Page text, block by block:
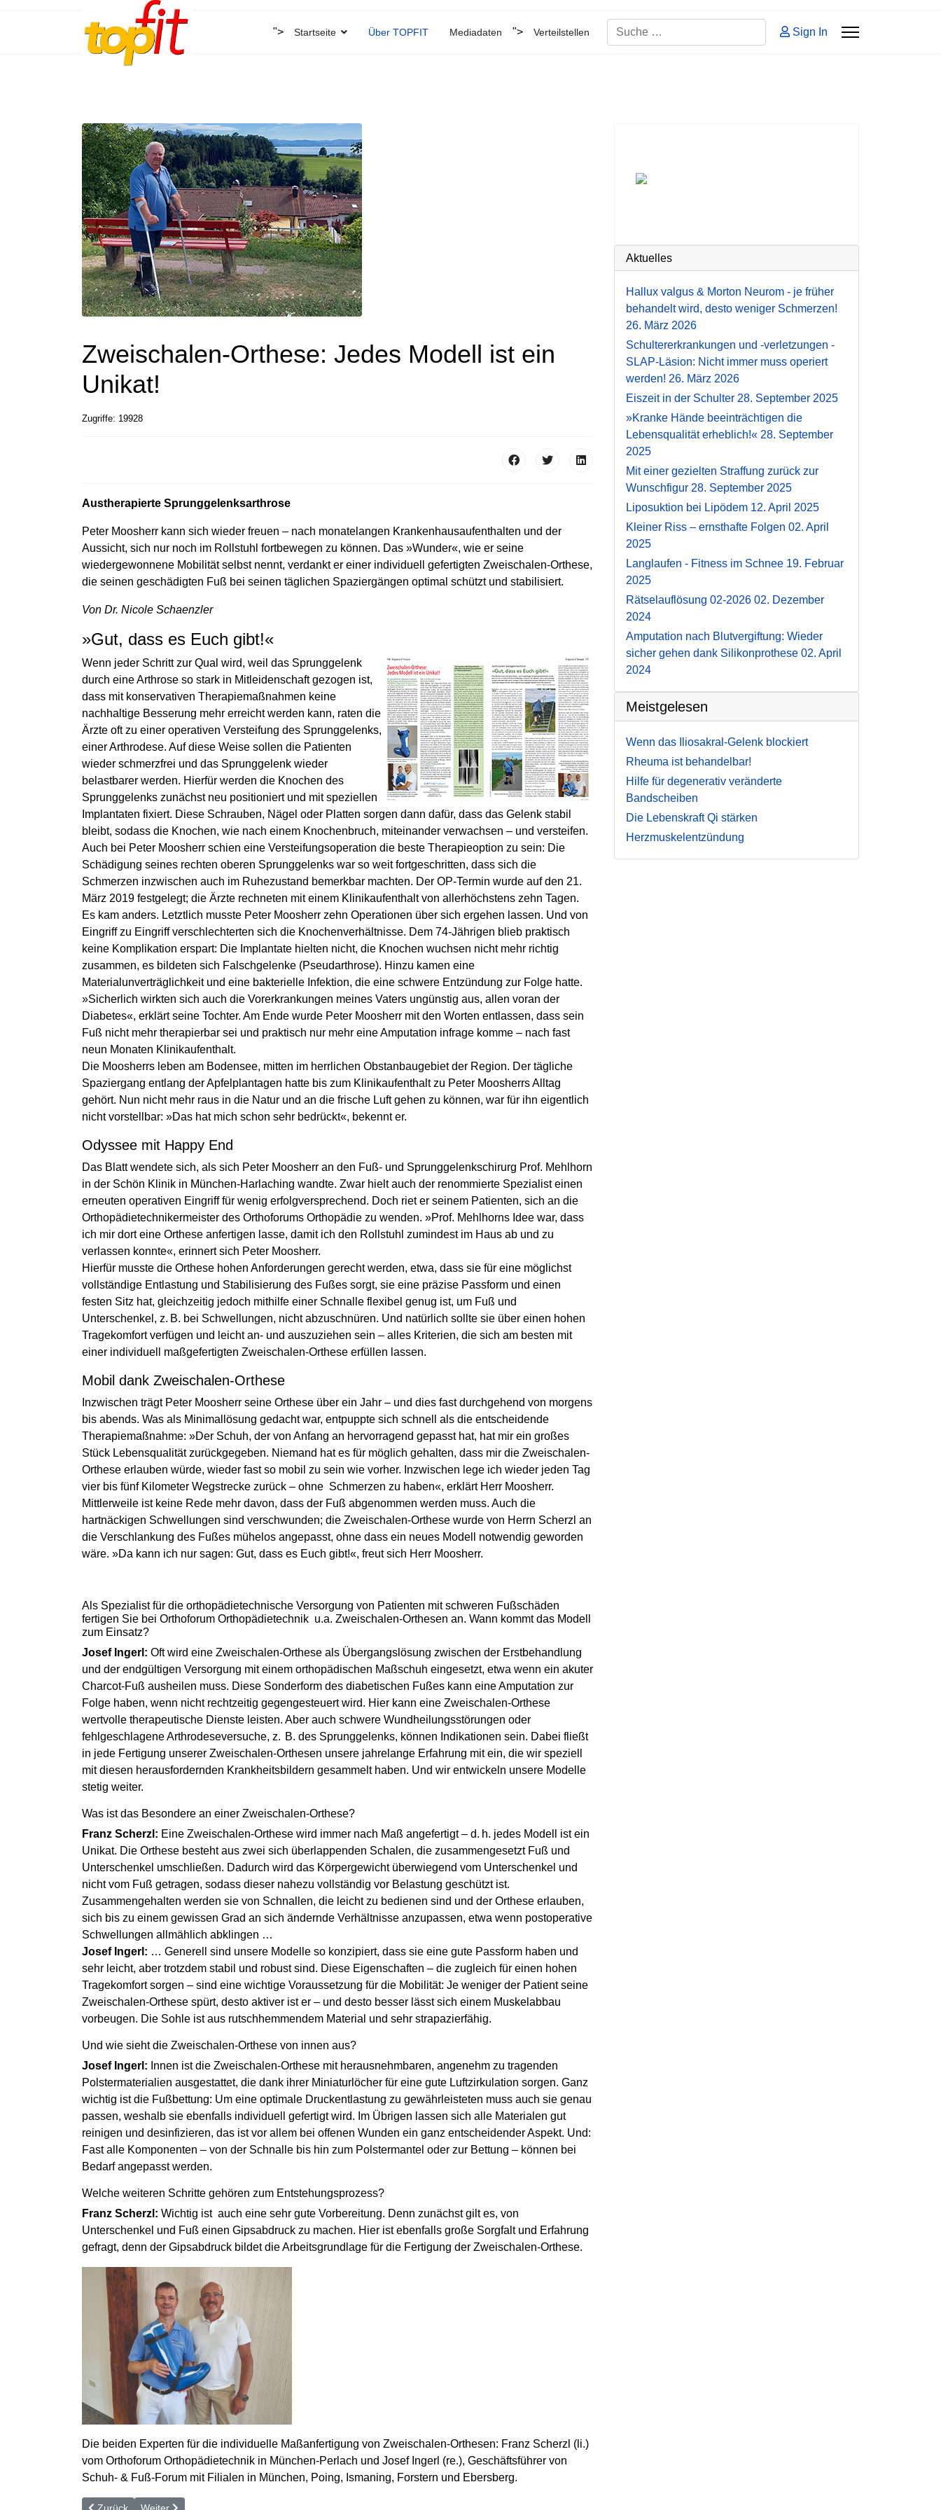
"> Startseite Über TOPFIT Mediadaten "> Verteilstellen Suchen Sign In
Zweischalen-Orthese: Jedes Modell ist ein
Unikat!
Zugriffe: 19928
Austherapierte Sprunggelenksarthrose
Peter Moosherr kann sich wieder freuen – nach monatelangen Krankenhausaufenthalten und der
Aussicht, sich nur noch im Rollstuhl fortbewegen zu können. Das »Wunder«, wie er seine
wiedergewonnene Mobilität selbst nennt, verdankt er einer individuell gefertigten Zweischalen-Orthese,
die seinen geschädigten Fuß bei seinen täglichen Spaziergängen optimal schützt und stabilisiert.
Von Dr. Nicole Schaenzler
»Gut, dass es Euch gibt!«
Wenn jeder Schritt zur Qual wird, weil das Sprunggelenk
durch eine Arthrose so stark in Mitleidenschaft gezogen ist,
dass mit konservativen Therapiemaßnahmen keine
nachhaltige Besserung mehr erreicht werden kann, raten die
Ärzte oft zu einer operativen Versteifung des Sprunggelenks,
einer Arthrodese. Auf diese Weise sollen die Patienten
wieder schmerzfrei und das Sprunggelenk wieder
belastbarer werden. Hierfür werden die Knochen des
Sprunggelenks zunächst neu positioniert und mit speziellen
Implantaten fixiert. Diese Schrauben, Nägel oder Platten sorgen dann dafür, dass das Gelenk stabil
bleibt, sodass die Knochen, wie nach einem Knochenbruch, miteinander verwachsen – und versteifen.
Auch bei Peter Moosherr schien eine Versteifungsoperation die beste Therapieoption zu sein: Die
Schädigung seines rechten oberen Sprunggelenks war so weit fortgeschritten, dass sich die
Schmerzen inzwischen auch im Ruhezustand bemerkbar machten. Der OP-Termin wurde auf den 21.
März 2019 festgelegt; die Ärzte rechneten mit einem Klinikaufenthalt von allerhöchstens zehn Tagen.
Es kam anders. Letztlich musste Peter Moosherr zehn Operationen über sich ergehen lassen. Und von
Eingriff zu Eingriff verschlechterten sich die Knochenverhältnisse. Dem 74-Jährigen blieb praktisch
keine Komplikation erspart: Die Implantate hielten nicht, die Knochen wuchsen nicht mehr richtig
zusammen, es bildeten sich Falschgelenke (Pseudarthrose). Hinzu kamen eine
Materialunverträglichkeit und eine bakterielle Infektion, die eine schwere Entzündung zur Folge hatte.
»Sicherlich wirkten sich auch die Vorerkrankungen meines Vaters ungünstig aus, allen voran der
Diabetes«, erklärt seine Tochter. Am Ende wurde Peter Moosherr mit den Worten entlassen, dass sein
Fuß nicht mehr therapierbar sei und praktisch nur mehr eine Amputation infrage komme – nach fast
neun Monaten Klinikaufenthalt.
Die Moosherrs leben am Bodensee, mitten im herrlichen Obstanbaugebiet der Region. Der tägliche
Spaziergang entlang der Apfelplantagen hatte bis zum Klinikaufenthalt zu Peter Moosherrs Alltag
gehört. Nun nicht mehr raus in die Natur und an die frische Luft gehen zu können, war für ihn eigentlich
nicht vorstellbar: »Das hat mich schon sehr bedrückt«, bekennt er.
Odyssee mit Happy End
Das Blatt wendete sich, als sich Peter Moosherr an den Fuß- und Sprunggelenkschirurg Prof. Mehlhorn
in der Schön Klinik in München-Harlaching wandte. Zwar hielt auch der renommierte Spezialist einen
erneuten operativen Eingriff für wenig erfolgversprechend. Doch riet er seinem Patienten, sich an die
Orthopädietechnikermeister des Orthoforums Orthopädie zu wenden. »Prof. Mehlhorns Idee war, dass
ich mir dort eine Orthese anfertigen lasse, damit ich den Rollstuhl zumindest im Haus ab und zu
verlassen konnte«, erinnert sich Peter Moosherr.
Hierfür musste die Orthese hohen Anforderungen gerecht werden, etwa, dass sie für eine möglichst
vollständige Entlastung und Stabilisierung des Fußes sorgt, sie eine präzise Passform und einen
festen Sitz hat, gleichzeitig jedoch mithilfe einer Schnalle flexibel genug ist, um Fuß und
Unterschenkel, z. B. bei Schwellungen, nicht abzuschnüren. Und natürlich sollte sie über einen hohen
Tragekomfort verfügen und leicht an- und auszuziehen sein – alles Kriterien, die sich am besten mit
einer individuell maßgefertigten Zweischalen-Orthese erfüllen lassen.
Mobil dank Zweischalen-Orthese
Inzwischen trägt Peter Moosherr seine Orthese über ein Jahr – und dies fast durchgehend von morgens
bis abends. Was als Minimallösung gedacht war, entpuppte sich schnell als die entscheidende
Therapiemaßnahme: »Der Schuh, der von Anfang an hervorragend gepasst hat, hat mir ein großes
Stück Lebensqualität zurückgegeben. Niemand hat es für möglich gehalten, dass mir die Zweischalen-
Orthese erlauben würde, wieder fast so mobil zu sein wie vorher. Inzwischen lege ich wieder jeden Tag
vier bis fünf Kilometer Wegstrecke zurück – ohne Schmerzen zu haben«, erklärt Herr Moosherr.
Mittlerweile ist keine Rede mehr davon, dass der Fuß abgenommen werden muss. Auch die
hartnäckigen Schwellungen sind verschwunden; die Zweischalen-Orthese wurde von Herrn Scherzl an
die Verschlankung des Fußes mühelos angepasst, ohne dass ein neues Modell notwendig geworden
wäre. »Da kann ich nur sagen: Gut, dass es Euch gibt!«, freut sich Herr Moosherr.
Als Spezialist für die orthopädietechnische Versorgung von Patienten mit schweren Fußschäden
fertigen Sie bei Orthoforum Orthopädietechnik u.a. Zweischalen-Orthesen an. Wann kommt das Modell
zum Einsatz?
Josef Ingerl: Oft wird eine Zweischalen-Orthese als Übergangslösung zwischen der Erstbehandlung
und der endgültigen Versorgung mit einem orthopädischen Maßschuh eingesetzt, etwa wenn ein akuter
Charcot-Fuß ausheilen muss. Diese Sonderform des diabetischen Fußes kann eine Amputation zur
Folge haben, wenn nicht rechtzeitig gegengesteuert wird. Hier kann eine Zweischalen-Orthese
wertvolle therapeutische Dienste leisten. Aber auch schwere Wundheilungsstörungen oder
fehlgeschlagene Arthrodeseversuche, z. B. des Sprunggelenks, können Indikationen sein. Dabei fließt
in jede Fertigung unserer Zweischalen-Orthesen unsere jahrelange Erfahrung mit ein, die wir speziell
mit diesen herausfordernden Krankheitsbildern gesammelt haben. Und wir entwickeln unsere Modelle
stetig weiter.
Was ist das Besondere an einer Zweischalen-Orthese?
Franz Scherzl: Eine Zweischalen-Orthese wird immer nach Maß angefertigt – d. h. jedes Modell ist ein
Unikat. Die Orthese besteht aus zwei sich überlappenden Schalen, die zusammengesetzt Fuß und
Unterschenkel umschließen. Dadurch wird das Körpergewicht überwiegend vom Unterschenkel und
nicht vom Fuß getragen, sodass dieser nahezu vollständig vor Belastung geschützt ist.
Zusammengehalten werden sie von Schnallen, die leicht zu bedienen sind und der Orthese erlauben,
sich bis zu einem gewissen Grad an sich ändernde Verhältnisse anzupassen, etwa wenn postoperative
Schwellungen allmählich abklingen …
Josef Ingerl: … Generell sind unsere Modelle so konzipiert, dass sie eine gute Passform haben und
sehr leicht, aber trotzdem stabil und robust sind. Diese Eigenschaften – die zugleich für einen hohen
Tragekomfort sorgen – sind eine wichtige Voraussetzung für die Mobilität: Je weniger der Patient seine
Zweischalen-Orthese spürt, desto aktiver ist er – und desto besser lässt sich einem Muskelabbau
vorbeugen. Die Sohle ist aus rutschhemmendem Material und sehr strapazierfähig.
Und wie sieht die Zweischalen-Orthese von innen aus?
Josef Ingerl: Innen ist die Zweischalen-Orthese mit herausnehmbaren, angenehm zu tragenden
Polstermaterialien ausgestattet, die dank ihrer Miniaturlöcher für eine gute Luftzirkulation sorgen. Ganz
wichtig ist die Fußbettung: Um eine optimale Druckentlastung zu gewährleisteten muss auch sie genau
passen, weshalb sie ebenfalls individuell gefertigt wird. Im Übrigen lassen sich alle Materialen gut
reinigen und desinfizieren, das ist vor allem bei offenen Wunden ein ganz entscheidender Aspekt. Und:
Fast alle Komponenten – von der Schnalle bis hin zum Polstermantel oder zur Bettung – können bei
Bedarf angepasst werden.
Welche weiteren Schritte gehören zum Entstehungsprozess?
Franz Scherzl: Wichtig ist auch eine sehr gute Vorbereitung. Denn zunächst gilt es, von
Unterschenkel und Fuß einen Gipsabdruck zu machen. Hier ist ebenfalls große Sorgfalt und Erfahrung
gefragt, denn der Gipsabdruck bildet die Arbeitsgrundlage für die Fertigung der Zweischalen-Orthese.
Die beiden Experten für die individuelle Maßanfertigung von Zweischalen-Orthesen: Franz Scherzl (li.)
vom Orthoforum Orthopädietechnik in München-Perlach und Josef Ingerl (re.), Geschäftsführer von
Schuh- & Fuß-Forum mit Filialen in München, Poing, Ismaning, Forstern und Ebersberg.
Vorheriger Beitrag: Hilfe für breite Füße dank individueller Einlagen
Nächster Beitrag: Polyneuropathie — wenn die Füße brennen
Aktuelles
Hallux valgus & Morton Neurom - je früher
behandelt wird, desto weniger Schmerzen!
26. März 2026
Schultererkrankungen und -verletzungen -
SLAP-Läsion: Nicht immer muss operiert
werden! 26. März 2026
Eiszeit in der Schulter 28. September 2025
»Kranke Hände beeinträchtigen die
Lebensqualität erheblich!« 28. September
2025
Mit einer gezielten Straffung zurück zur
Wunschfigur 28. September 2025
Liposuktion bei Lipödem 12. April 2025
Kleiner Riss – ernsthafte Folgen 02. April
2025
Langlaufen - Fitness im Schnee 19. Februar
2025
Rätselauflösung 02-2026 02. Dezember
2024
Amputation nach Blutvergiftung: Wieder
sicher gehen dank Silikonprothese 02. April
2024
Meistgelesen
Wenn das Iliosakral-Gelenk blockiert
Rheuma ist behandelbar!
Hilfe für degenerativ veränderte
Bandscheiben
Die Lebenskraft Qi stärken
Herzmuskelentzündung